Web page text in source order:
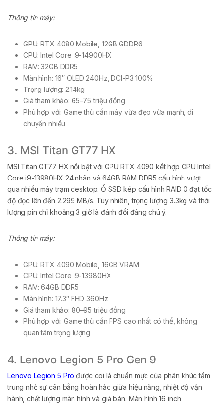
Thông tin máy:
GPU: RTX 4080 Mobile, 12GB GDDR6
CPU: Intel Core i9-14900HX
RAM: 32GB DDR5
Màn hình: 16″ OLED 240Hz, DCI-P3 100%
Trọng lượng: 2.14kg
Giá tham khảo: 65–75 triệu đồng
Phù hợp với: Game thủ cần máy vừa đẹp vừa mạnh, di
chuyển nhiều
3. MSI Titan GT77 HX
MSI Titan GT77 HX nổi bật với GPU RTX 4090 kết hợp CPU Intel
Core i9-13980HX 24 nhân và 64GB RAM DDR5 cấu hình vượt
qua nhiều máy trạm desktop. Ổ SSD kép cấu hình RAID 0 đạt tốc
độ đọc lên đến 2.299 MB/s. Tuy nhiên, trọng lượng 3.3kg và thời
lượng pin chỉ khoảng 3 giờ là đánh đổi đáng chú ý.
Thông tin máy:
GPU: RTX 4090 Mobile, 16GB VRAM
CPU: Intel Core i9-13980HX
RAM: 64GB DDR5
Màn hình: 17.3″ FHD 360Hz
Giá tham khảo: 80–95 triệu đồng
Phù hợp với: Game thủ cần FPS cao nhất có thể, không
quan tâm trọng lượng
4. Lenovo Legion 5 Pro Gen 9
Lenovo Legion 5 Pro được coi là chuẩn mực của phân khúc tầm
trung nhờ sự cân bằng hoàn hảo giữa hiệu năng, nhiệt độ vận
hành, chất lượng màn hình và giá bán. Màn hình 16 inch